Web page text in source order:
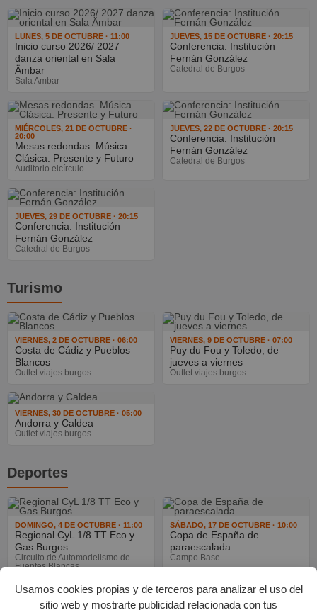
Usamos cookies propias y de terceros para analizar el uso del
sitio web y mostrarte publicidad relacionada con tus
LUNES, 5 DE OCTUBRE · 11:00
Inicio curso 2026/ 2027
danza oriental en Sala
Ämbar
Sala Ambar
JUEVES, 15 DE OCTUBRE · 20:15
Conferencia: Institución
Fernán González
Catedral de Burgos
MIÉRCOLES, 21 DE OCTUBRE ·
20:00
Mesas redondas. Música
Clásica. Presente y Futuro
Auditorio elcírculo
JUEVES, 22 DE OCTUBRE · 20:15
Conferencia: Institución
Fernán González
Catedral de Burgos
JUEVES, 29 DE OCTUBRE · 20:15
Conferencia: Institución
Fernán González
Catedral de Burgos
Turismo
VIERNES, 2 DE OCTUBRE · 06:00
Costa de Cádiz y Pueblos
Blancos
Outlet viajes burgos
VIERNES, 9 DE OCTUBRE · 07:00
Puy du Fou y Toledo, de
jueves a viernes
Outlet viajes burgos
VIERNES, 30 DE OCTUBRE · 05:00
Andorra y Caldea
Outlet viajes burgos
Deportes
DOMINGO, 4 DE OCTUBRE · 11:00
Regional CyL 1/8 TT Eco y
Gas Burgos
Circuito de Automodelismo de
Fuentes Blancas
SÁBADO, 17 DE OCTUBRE · 10:00
Copa de España de
paraescalada
Campo Base
Otros